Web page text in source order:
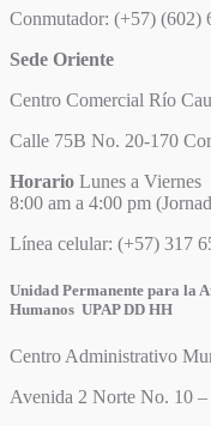
Conmutador: (+57) (602)
Sede Oriente
Centro Comercial Río
Calle 75B No. 20-170
Horario Lunes a Viernes
8:00 am a 4:00 pm
Línea celular: (+57) 317
Unidad Permanente para la
Humanos UPAP DD HH
Centro Administrativo
Avenida 2 Norte No. 10 –